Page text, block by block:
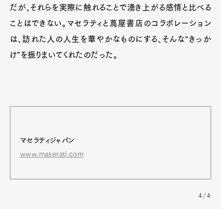
だが、それらを実際に触れることで湧き上がる感情と比べる
ことはできない。マセラティと蔦屋書店のコラボレーション
は、訪れた人の人生を華やかなものにする、そんな“きっか
け”を振りまいてくれたのだった。
マセラティジャパン
www.maserati.com
4/4